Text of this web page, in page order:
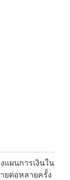
แผนการเงินใน
ยต่อหลายครั้ง